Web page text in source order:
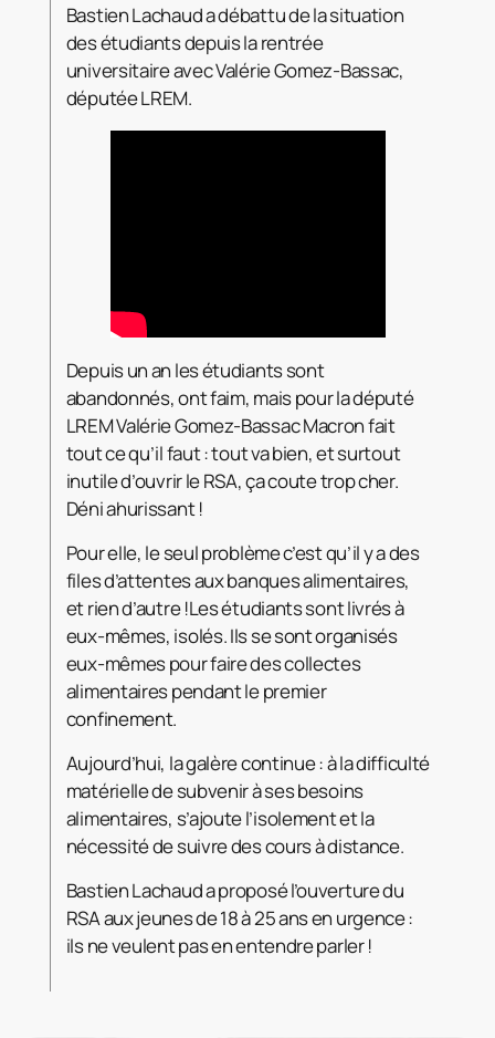
Bastien Lachaud a débattu de la situation
des étudiants depuis la rentrée
universitaire avec Valérie Gomez-Bassac,
députée LREM.
Depuis un an les étudiants sont
abandonnés, ont faim, mais pour la député
LREM Valérie Gomez-Bassac Macron fait
tout ce qu’il faut : tout va bien, et surtout
inutile d’ouvrir le RSA, ça coute trop cher.
Déni ahurissant !
Pour elle, le seul problème c’est qu’il y a des
files d’attentes aux banques alimentaires,
et rien d’autre !Les étudiants sont livrés à
eux-mêmes, isolés. Ils se sont organisés
eux-mêmes pour faire des collectes
alimentaires pendant le premier
confinement.
Aujourd’hui, la galère continue : à la difficulté
matérielle de subvenir à ses besoins
alimentaires, s’ajoute l’isolement et la
nécessité de suivre des cours à distance.
Bastien Lachaud a proposé l’ouverture du
RSA aux jeunes de 18 à 25 ans en urgence :
ils ne veulent pas en entendre parler !